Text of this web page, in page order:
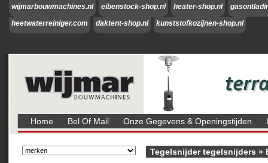
wijmarbouwmachines.nl eibenstock-shop.nl heater-shop.nl
heetwaterreiniger.com
daktent-shop.nl kunststofkozijnen-shop.nl
Home Bel Of Mail Onze Gegevens & Openingstijden
Tegelsnijder tegelsnijders »